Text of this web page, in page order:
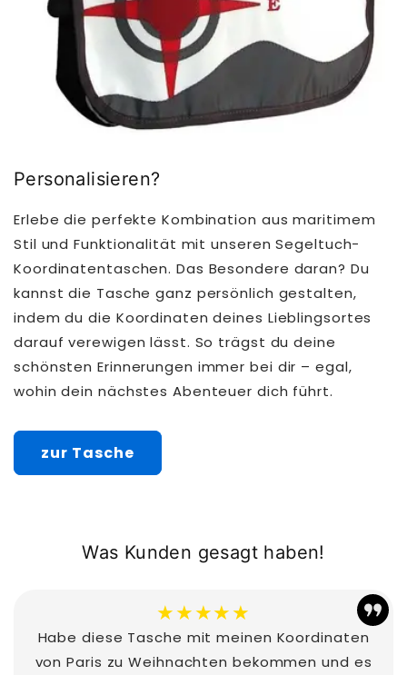
Personalisieren?
Erlebe die perfekte Kombination aus maritimem
Stil und Funktionalität mit unseren Segeltuch-
Koordinatentaschen. Das Besondere daran? Du
kannst die Tasche ganz persönlich gestalten,
indem du die Koordinaten deines Lieblingsortes
darauf verewigen lässt. So trägst du deine
schönsten Erinnerungen immer bei dir – egal,
wohin dein nächstes Abenteuer dich führt.
zur Tasche
Was Kunden gesagt haben!
★★★★★
Habe diese Tasche mit meinen Koordinaten
von Paris zu Weihnachten bekommen und es